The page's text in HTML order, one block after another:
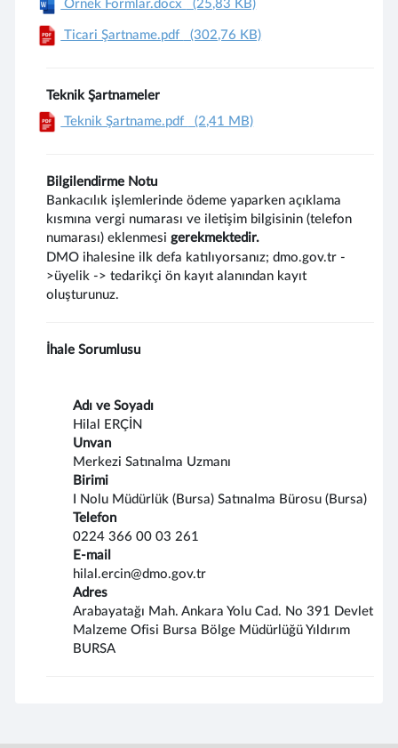
Örnek Formlar.docx (25,83 KB)
Ticari Şartname.pdf (302,76 KB)
Teknik Şartnameler
Teknik Şartname.pdf
(2,41 MB)
Bilgilendirme Notu
Bankacılık işlemlerinde ödeme yaparken açıklama
kısmına vergi numarası ve iletişim bilgisinin (telefon
numarası) eklenmesigerekmektedir.
DMO ihalesine ilk defa katılıyorsanız; dmo.gov.tr -
>üyelik -> tedarikçi ön kayıt alanından kayıt
oluşturunuz.
İhale Sorumlusu
Adı ve Soyadı
Hilal ERÇİN
Unvan
Merkezi Satınalma Uzmanı
Birimi
I Nolu Müdürlük (Bursa) Satınalma Bürosu (Bursa)
Telefon
0224 366 00 03 261
E-mail
hilal.ercin@dmo.gov.tr
Adres
Arabayatağı Mah. Ankara Yolu Cad. No 391 Devlet
Malzeme Ofisi Bursa Bölge Müdürlüğü Yıldırım
BURSA